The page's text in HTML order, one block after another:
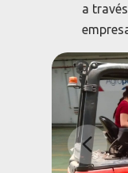
a